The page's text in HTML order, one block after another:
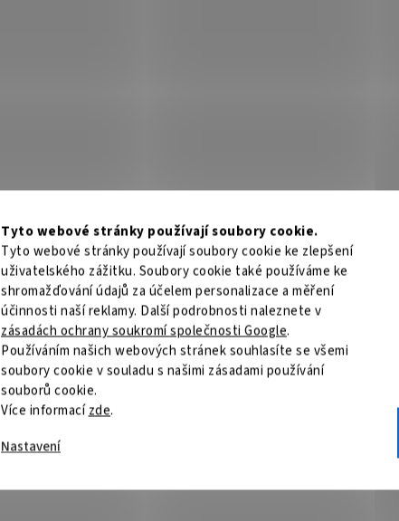
Tyto webové stránky používají soubory cookie.
Tyto webové stránky používají soubory cookie ke zlepšení
uživatelského zážitku. Soubory cookie také používáme ke
shromažďování údajů za účelem personalizace a měření
účinnosti naší reklamy. Další podrobnosti naleznete v
zásadách ochrany soukromí společnosti Google.
Používáním našich webových stránek souhlasíte se všemi
soubory cookie v souladu s našimi zásadami používání
souborů cookie.
Více informacízde.
Nastavení